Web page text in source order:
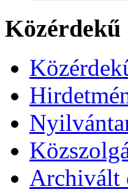
Közérdekű
Archivált